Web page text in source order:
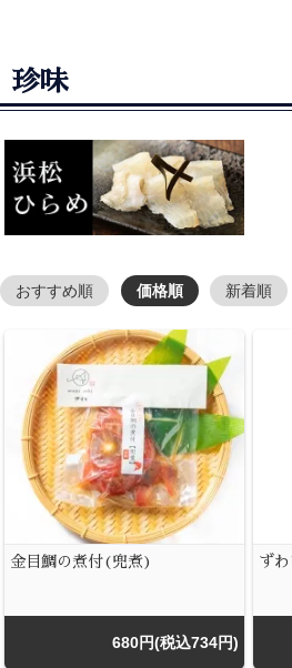
珍味
おすすめ順 価格順 新着順
金目鯛の煮付(兜煮)
680円(税込734円)
ず